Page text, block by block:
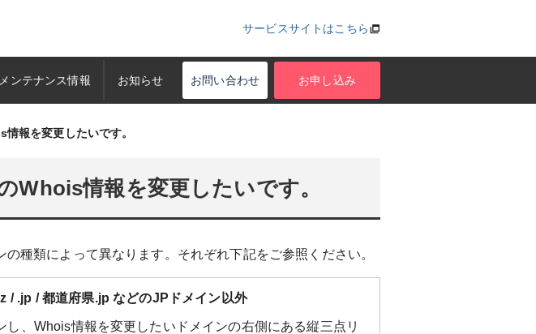
サービスサイトはこちら
ンテナンス情報 お知らせ お問い合わせ お申し込み
報を変更したいです。
Whois情報を変更したいです。
種類によって異なります。それぞれ下記をご参照ください。
/ .jp / 都道府県.jp などのJPドメイン以外
し、Whois情報を変更したいドメインの右側にある縦三点リ